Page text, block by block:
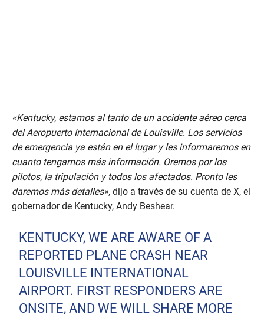
«Kentucky, estamos al tanto de un accidente aéreo cerca
del Aeropuerto Internacional de Louisville. Los servicios
de emergencia ya están en el lugar y les informaremos en
cuanto tengamos más información. Oremos por los
pilotos, la tripulación y todos los afectados. Pronto les
daremos más detalles», dijo a través de su cuenta de X, el
gobernador de Kentucky, Andy Beshear.
KENTUCKY, WE ARE AWARE OF A
REPORTED PLANE CRASH NEAR
LOUISVILLE INTERNATIONAL
AIRPORT. FIRST RESPONDERS ARE
ONSITE, AND WE WILL SHARE MORE